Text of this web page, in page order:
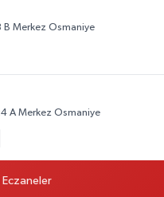
B Merkez Osmaniye
A Merkez Osmaniye